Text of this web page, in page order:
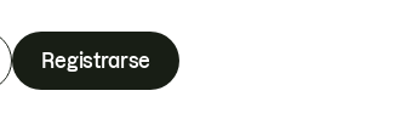
Registrarse